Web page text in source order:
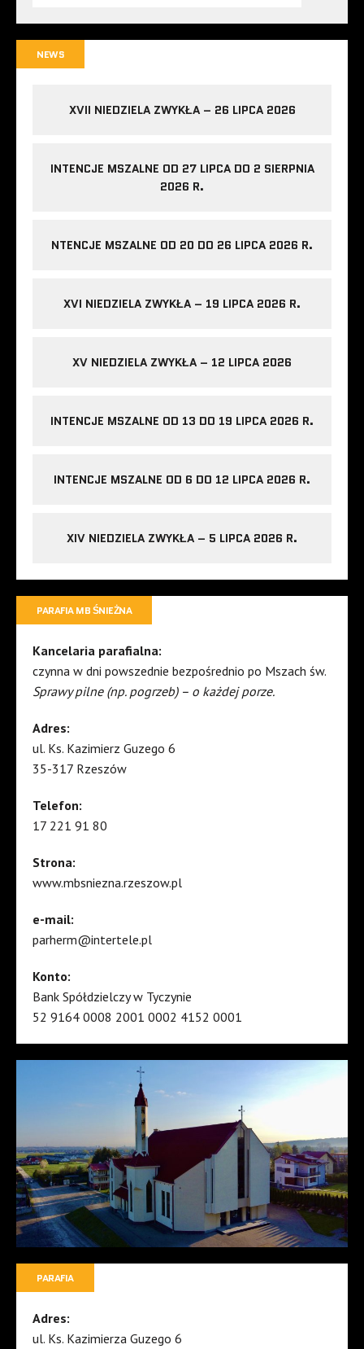
NEWS
XVII NIEDZIELA ZWYKŁA – 26 LIPCA 2026
INTENCJE MSZALNE OD 27 LIPCA DO 2 SIERPNIA
2026 R.
NTENCJE MSZALNE OD 20 DO 26 LIPCA 2026 R.
XVI NIEDZIELA ZWYKŁA – 19 LIPCA 2026 R.
XV NIEDZIELA ZWYKŁA – 12 LIPCA 2026
INTENCJE MSZALNE OD 13 DO 19 LIPCA 2026 R.
INTENCJE MSZALNE OD 6 DO 12 LIPCA 2026 R.
XIV NIEDZIELA ZWYKŁA – 5 LIPCA 2026 R.
PARAFIA MB ŚNIEŻNA
Kancelaria parafialna:
czynna w dni powszednie bezpośrednio po Mszach św.
Sprawy pilne (np. pogrzeb) – o każdej porze.
Adres:
ul. Ks. Kazimierz Guzego 6
35-317 Rzeszów
Telefon:
17 221 91 80
Strona:
www.mbsniezna.rzeszow.pl
e-mail:
parherm@intertele.pl
Konto:
Bank Spółdzielczy w Tyczynie
52 9164 0008 2001 0002 4152 0001
PARAFIA
Adres:
ul. Ks. Kazimierza Guzego 6